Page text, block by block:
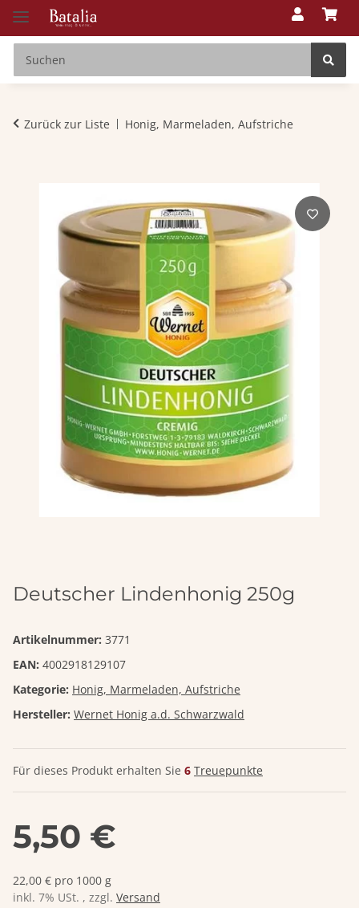
Zurück zur Liste Honig, Marmeladen, Aufstriche
Deutscher Lindenhonig 250g
Artikelnummer: 3771
EAN: 4002918129107
Kategorie: Honig, Marmeladen, Aufstriche
Hersteller: Wernet Honig a.d. Schwarzwald
Für dieses Produkt erhalten Sie 6 Treuepunkte
5,50 €
22,00 € pro 1000 g
inkl. 7% USt. , zzgl. Versand